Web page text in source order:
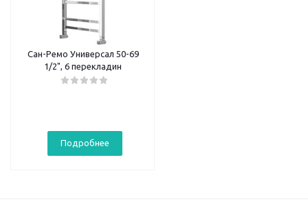
Сан-Ремо Универсал 50-69
1/2", 6 перекладин
Подробнее